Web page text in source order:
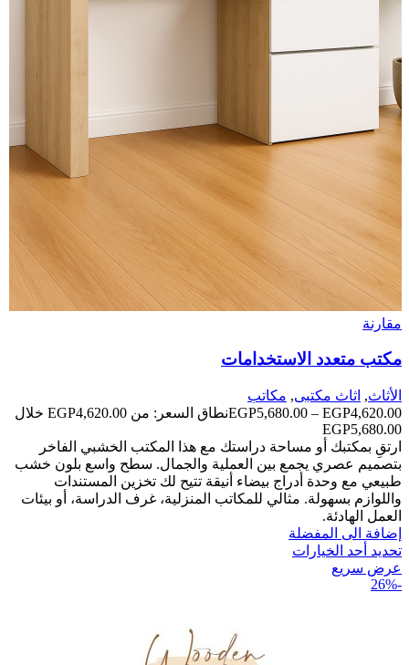
مقارنة
مكتب متعدد الاستخدامات
الأثاث, اثاث مكتبى, مكاتب
EGP4,620.00
–
EGP5,680.00
نطاق السعر: من ⁦EGP4,620.00⁩ خلال
ارتقِ بمكتبك أو مساحة دراستك مع هذا المكتب الخشبي الفاخر
بتصميم عصري يجمع بين العملية والجمال. سطح واسع بلون خشب
طبيعي مع وحدة أدراج بيضاء أنيقة تتيح لك تخزين المستندات
واللوازم بسهولة. مثالي للمكاتب المنزلية، غرف الدراسة، أو بيئات
العمل الهادئة.
إضافة الى المفضلة
تحديد أحد الخيارات
عرض سريع
-26%